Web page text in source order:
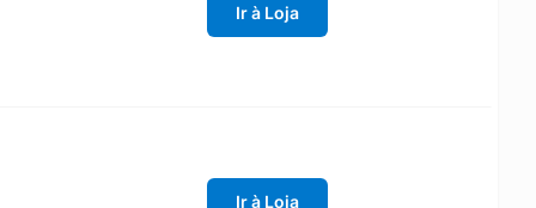
Ir à Loja
Ir à Loja